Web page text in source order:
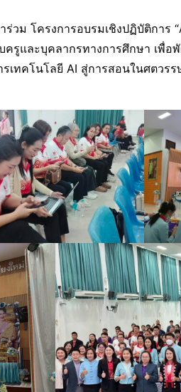
ม โครงการอบรมเชิงปฏิบัติการ
ครูและบุคลากรทางการศึกษา เพื่
เทคโนโลยี AI สู่การสอนในศตวร
ยินดีต้อ